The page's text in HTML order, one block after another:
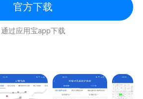
官方下载
通过应用宝app下载